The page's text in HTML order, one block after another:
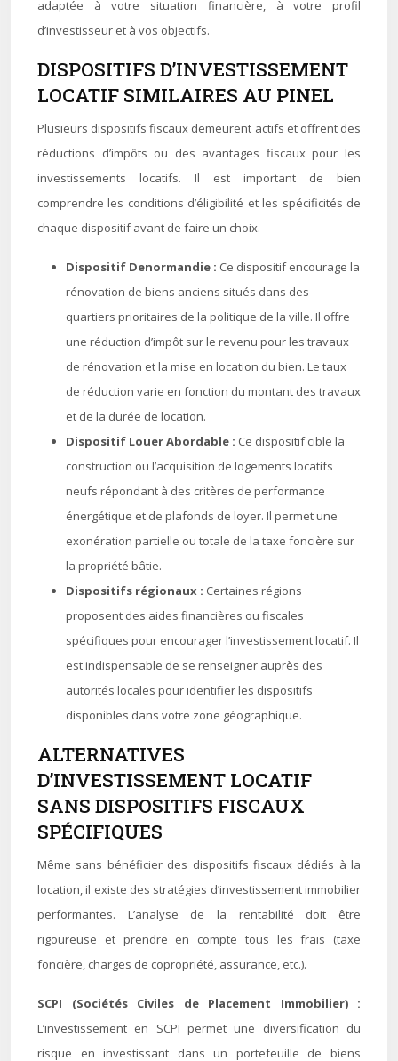
adaptée à votre situation financière, à votre profil
d’investisseur et à vos objectifs.
DISPOSITIFS D’INVESTISSEMENT
LOCATIF SIMILAIRES AU PINEL
Plusieurs dispositifs fiscaux demeurent actifs et offrent des
réductions d’impôts ou des avantages fiscaux pour les
investissements locatifs. Il est important de bien
comprendre les conditions d’éligibilité et les spécificités de
chaque dispositif avant de faire un choix.
Dispositif Denormandie : Ce dispositif encourage la
rénovation de biens anciens situés dans des
quartiers prioritaires de la politique de la ville. Il offre
une réduction d’impôt sur le revenu pour les travaux
de rénovation et la mise en location du bien. Le taux
de réduction varie en fonction du montant des travaux
et de la durée de location.
Dispositif Louer Abordable : Ce dispositif cible la
construction ou l’acquisition de logements locatifs
neufs répondant à des critères de performance
énergétique et de plafonds de loyer. Il permet une
exonération partielle ou totale de la taxe foncière sur
la propriété bâtie.
Dispositifs régionaux : Certaines régions
proposent des aides financières ou fiscales
spécifiques pour encourager l’investissement locatif. Il
est indispensable de se renseigner auprès des
autorités locales pour identifier les dispositifs
disponibles dans votre zone géographique.
ALTERNATIVES
D’INVESTISSEMENT LOCATIF
SANS DISPOSITIFS FISCAUX
SPÉCIFIQUES
Même sans bénéficier des dispositifs fiscaux dédiés à la
location, il existe des stratégies d’investissement immobilier
performantes. L’analyse de la rentabilité doit être
rigoureuse et prendre en compte tous les frais (taxe
foncière, charges de copropriété, assurance, etc.).
SCPI (Sociétés Civiles de Placement Immobilier) :
L’investissement en SCPI permet une diversification du
risque en investissant dans un portefeuille de biens